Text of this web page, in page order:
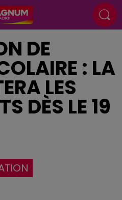
DE
: LA
LES
DÈS LE 19